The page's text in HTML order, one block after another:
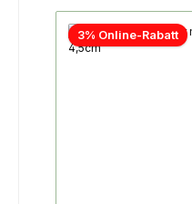
3% Online-Rabatt